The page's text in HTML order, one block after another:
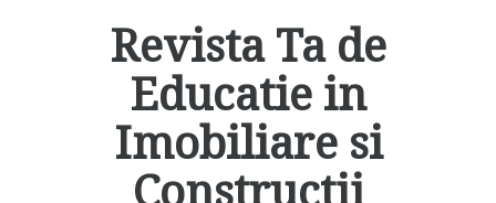
Revista Ta de
Educatie in
Imobiliare si
Constructii